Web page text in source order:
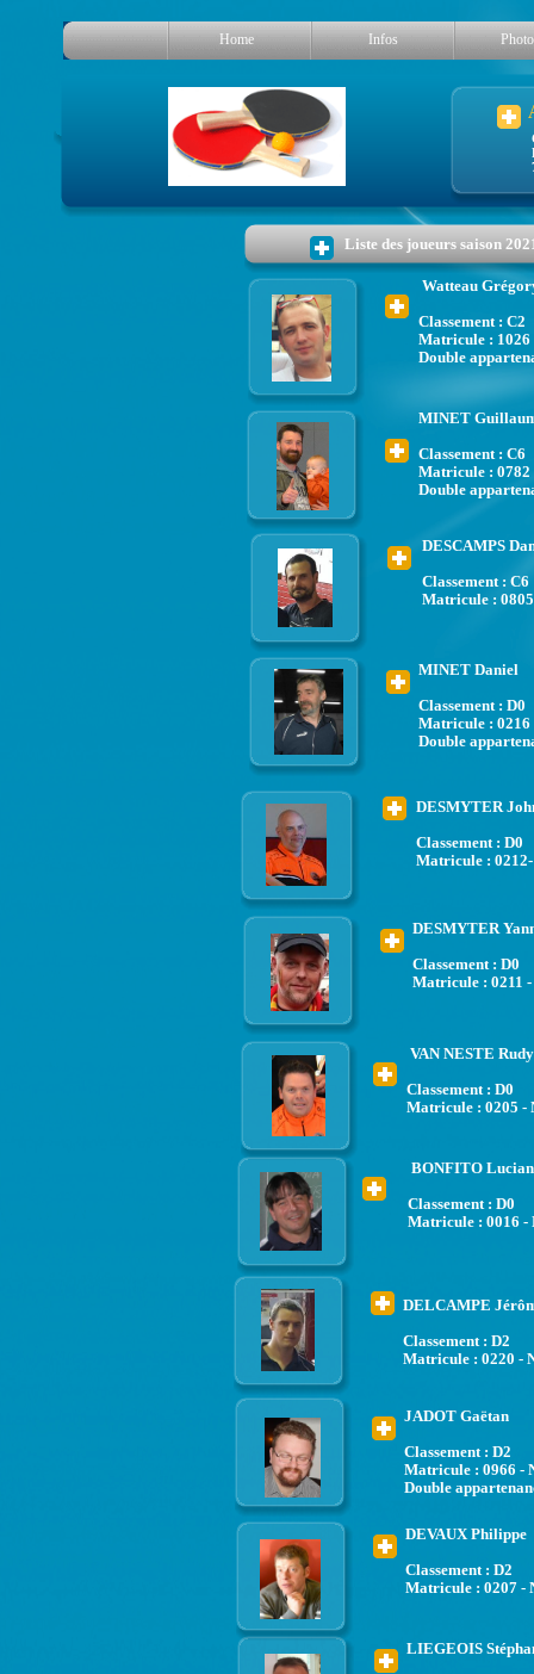
Liste des joueurs saison
Watteau
Classement : C2
Matricule : 1026
Double
MINET
Classement : C6
Matricule : 0782
Double
DESMYTER
Classement : D0
Matricule : 0212-
VAN NESTE Rudy
Classement : D0
Matricule : 0205 -
DESCAMPS
Classement : C6
Matricule :
DESMYTER
Classement : D0
Matricule : 0211 -
MINET Daniel
Classement : D0
Matricule : 0216
Double
LIEGEOIS
DEVAUX Philippe
Classement : D2
Matricule : 0207 -
DELCAMPE
Classement : D2
Matricule : 0220 -
JADOT Gaëtan
Classement : D2
Matricule : 0966 -
Double
BONFITO
Classement : D0
Matricule : 0016 -
Home Infos